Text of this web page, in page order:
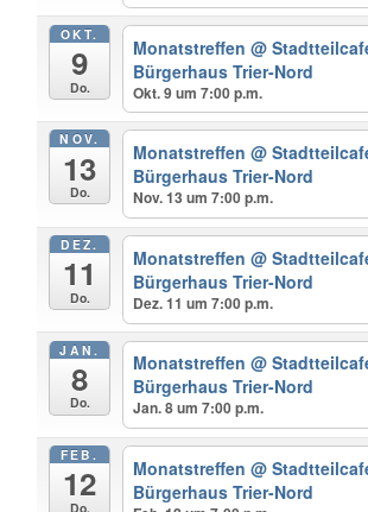
OKT.
9
Do.
Monatstreffen @
Bürgerhaus Trier-Nord
Okt. 9 um 7:00 p.m.
NOV.
13
Do.
Monatstreffen @
Bürgerhaus Trier-Nord
Nov. 13 um 7:00 p.m.
DEZ.
11
Do.
Monatstreffen @
Bürgerhaus Trier-Nord
Dez. 11 um 7:00 p.m.
JAN.
8
Do.
Monatstreffen @
Bürgerhaus Trier-Nord
Jan. 8 um 7:00 p.m.
FEB.
12
Do.
Monatstreffen @
Bürgerhaus Trier-Nord